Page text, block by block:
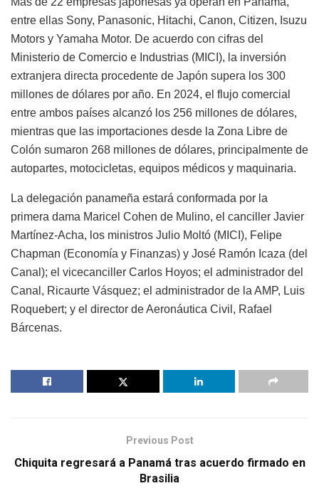
entre ellas Sony, Panasonic, Hitachi, Canon, Citizen, Isuzu
Motors y Yamaha Motor. De acuerdo con cifras del
Ministerio de Comercio e Industrias (MICI), la inversión
extranjera directa procedente de Japón supera los 300
millones de dólares por año. En 2024, el flujo comercial
entre ambos países alcanzó los 256 millones de dólares,
mientras que las importaciones desde la Zona Libre de
Colón sumaron 268 millones de dólares, principalmente de
autopartes, motocicletas, equipos médicos y maquinaria.
La delegación panameña estará conformada por la
primera dama Maricel Cohen de Mulino, el canciller Javier
Martínez-Acha, los ministros Julio Moltó (MICI), Felipe
Chapman (Economía y Finanzas) y José Ramón Icaza (del
Canal); el vicecanciller Carlos Hoyos; el administrador del
Canal, Ricaurte Vásquez; el administrador de la AMP, Luis
Roquebert; y el director de Aeronáutica Civil, Rafael
Bárcenas.
Previous Post
Chiquita regresará a Panamá tras acuerdo firmado en
Brasilia